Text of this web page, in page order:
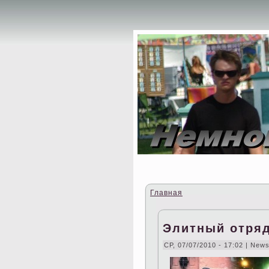
Главная
Элитный
СР, 07/07/2010 - 17:02 | News